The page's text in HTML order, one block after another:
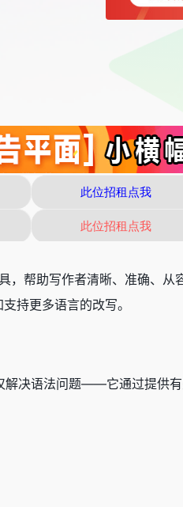
，帮助写作者清晰、准确、从
持更多语言的改写。
决语法问题——它通过提供